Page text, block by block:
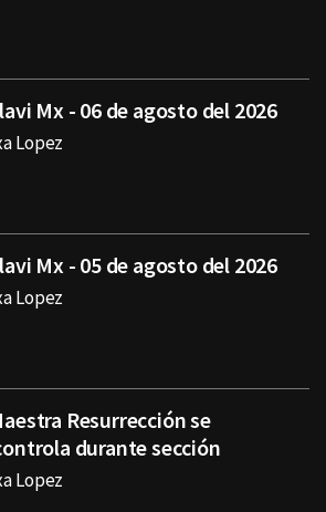
Mx - 06 de agosto del 2026
Lopez
Mx - 05 de agosto del 2026
Lopez
Resurrección se
durante sección
Lopez